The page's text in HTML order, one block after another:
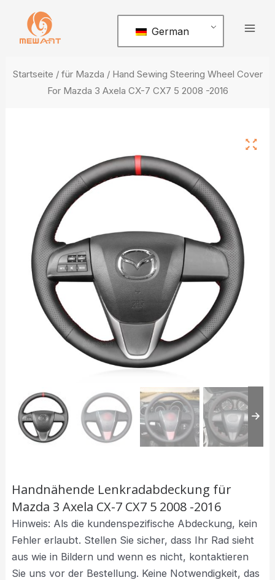
springen
German
Startseite / für Mazda / Hand Sewing Steering Wheel Cover
For Mazda 3 Axela CX-7 CX7 5 2008 -2016
Handnähende Lenkradabdeckung für
Mazda 3 Axela CX-7 CX7 5 2008 -2016
Hinweis: Als die kundenspezifische Abdeckung, kein
Fehler erlaubt. Stellen Sie sicher, dass Ihr Rad sieht
aus wie in Bildern und wenn es nicht, kontaktieren
Sie uns vor der Bestellung. Keine Notwendigkeit, das